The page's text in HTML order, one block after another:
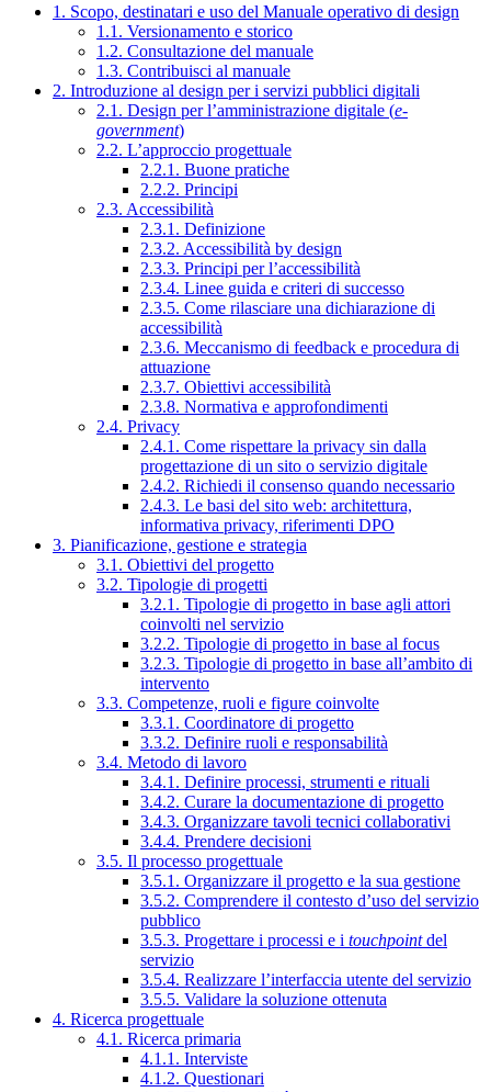
1. Scopo, destinatari e uso del Manuale operativo di design
1.1. Versionamento e storico
1.2. Consultazione del manuale
1.3. Contribuisci al manuale
2. Introduzione al design per i servizi pubblici digitali
2.1. Design per l’amministrazione digitale (e-
government)
2.2. L’approccio progettuale
2.2.1. Buone pratiche
2.2.2. Principi
2.3. Accessibilità
2.3.1. Definizione
2.3.2. Accessibilità by design
2.3.3. Principi per l’accessibilità
2.3.4. Linee guida e criteri di successo
2.3.5. Come rilasciare una dichiarazione di
accessibilità
2.3.6. Meccanismo di feedback e procedura di
attuazione
2.3.7. Obiettivi accessibilità
2.3.8. Normativa e approfondimenti
2.4. Privacy
2.4.1. Come rispettare la privacy sin dalla
progettazione di un sito o servizio digitale
2.4.2. Richiedi il consenso quando necessario
2.4.3. Le basi del sito web: architettura,
informativa privacy, riferimenti DPO
3. Pianificazione, gestione e strategia
3.1. Obiettivi del progetto
3.2. Tipologie di progetti
3.2.1. Tipologie di progetto in base agli attori
coinvolti nel servizio
3.2.2. Tipologie di progetto in base al focus
3.2.3. Tipologie di progetto in base all’ambito di
intervento
3.3. Competenze, ruoli e figure coinvolte
3.3.1. Coordinatore di progetto
3.3.2. Definire ruoli e responsabilità
3.4. Metodo di lavoro
3.4.1. Definire processi, strumenti e rituali
3.4.2. Curare la documentazione di progetto
3.4.3. Organizzare tavoli tecnici collaborativi
3.4.4. Prendere decisioni
3.5. Il processo progettuale
3.5.1. Organizzare il progetto e la sua gestione
3.5.2. Comprendere il contesto d’uso del servizio
pubblico
3.5.3. Progettare i processi e i touchpointdel
servizio
3.5.4. Realizzare l’interfaccia utente del servizio
3.5.5. Validare la soluzione ottenuta
4. Ricerca progettuale
4.1. Ricerca primaria
4.1.1. Interviste
4.1.2. Questionari